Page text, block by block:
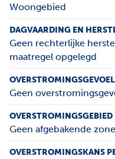
Woongebied
DAGVAARDING EN
Geen rechterlijke
maatregel opgelegd
Geen
OVERSTROMINGSGEBIED
Geen afgebakende
OVERSTROMINGSKANS